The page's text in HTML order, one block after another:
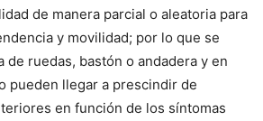
de manera parcial o aleatoria para
y movilidad; por lo que se
de ruedas, bastón o andadera y en
pueden llegar a prescindir de
en función de los síntomas